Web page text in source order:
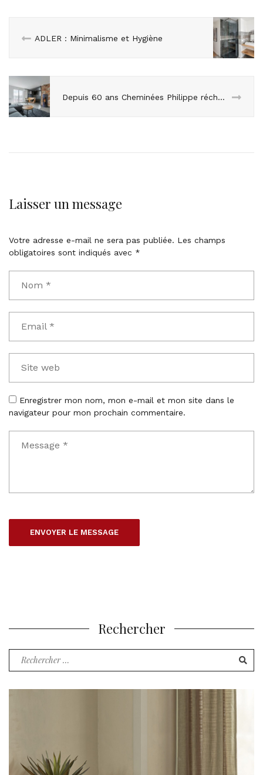
ADLER : Minimalisme et Hygiène
Depuis 60 ans Cheminées Philippe réchauffe nos intérieurs en beauté !
Laisser un message
Votre adresse e-mail ne sera pas publiée. Les champs
obligatoires sont indiqués avec *
Enregistrer mon nom, mon e-mail et mon site dans le
navigateur pour mon prochain commentaire.
Rechercher
Recherche